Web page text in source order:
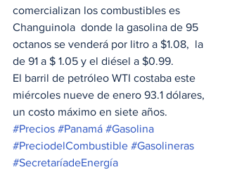
comercializan los combustibles es
Changuinola  donde la gasolina de 95
octanos se venderá por litro a $1.08,  la
de 91 a $ 1.05 y el diésel a $0.99.
El barril de petróleo WTI costaba este
miércoles nueve de enero 93.1 dólares,
un costo máximo en siete años.
#Precios #Panamá #Gasolina
#PreciodelCombustible #Gasolineras
#SecretaríadeEnergía